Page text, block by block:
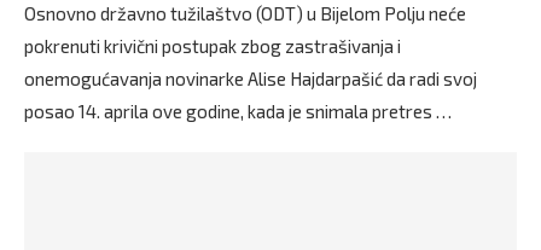
Osnovno državno tužilaštvo (ODT) u Bijelom Polju neće
pokrenuti krivični postupak zbog zastrašivanja i
onemogućavanja novinarke Alise Hajdarpašić da radi svoj
posao 14. aprila ove godine, kada je snimala pretres …